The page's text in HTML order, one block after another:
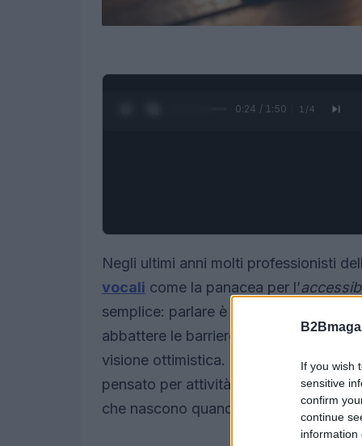
If you wish
sensitive
confirm
continue
information
0:25 / 1:50 1 /4
Negli ultimi anni molti professionisti
vocali come la panacea per l’
semplice: parlare è più naturale che
abbattere le barriere. Tuttavia, studi
visione ottimistica. La
pensato per attività commerciali a
che nascono quando la tecnologia